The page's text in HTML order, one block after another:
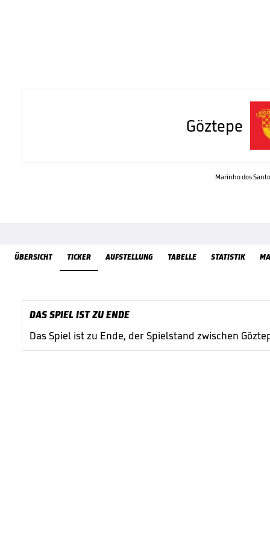
Göztepe
Marinho dos
ÜBERSICHT TICKER AUFSTELLUNG TABELLE STATISTIK
ÜbersichtTicker
DAS SPIEL IST ZU ENDE
Das Spiel ist zu Ende, der Spielstand zwischen